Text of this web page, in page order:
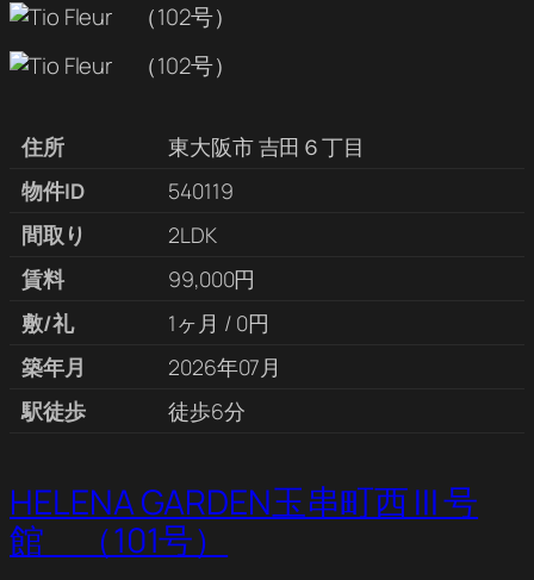
住所
東大阪市 吉田６丁目
物件ID
540119
間取り
2LDK
賃料
99,000円
敷/礼
1ヶ月 / 0円
築年月
2026年07月
駅徒歩
徒歩6分
HELENA GARDEN玉串町西Ⅲ号
館 （101号）